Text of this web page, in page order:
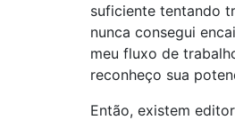
suficiente tentando
nunca consegui
meu fluxo de
reconheço sua
Então, existem